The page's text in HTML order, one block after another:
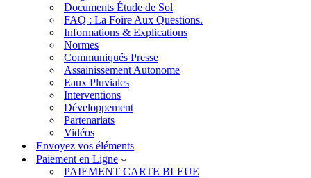
Documents Étude de Sol
FAQ : La Foire Aux Questions.
Informations & Explications
Normes
Communiqués Presse
Assainissement Autonome
Eaux Pluviales
Interventions
Développement
Partenariats
Vidéos
Envoyez vos éléments
Paiement en Ligne
PAIEMENT CARTE BLEUE